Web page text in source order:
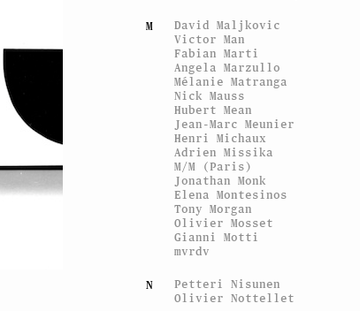
M
David Maljkovic
Victor Man
Fabian Marti
Angela Marzullo
Mélanie Matranga
Nick Mauss
Hubert Mean
Jean-Marc Meunier
Henri Michaux
Adrien Missika
M/M (Paris)
Jonathan Monk
Elena Montesinos
Tony Morgan
Olivier Mosset
Gianni Motti
mvrdv
N
Petteri Nisunen
Olivier Nottellet